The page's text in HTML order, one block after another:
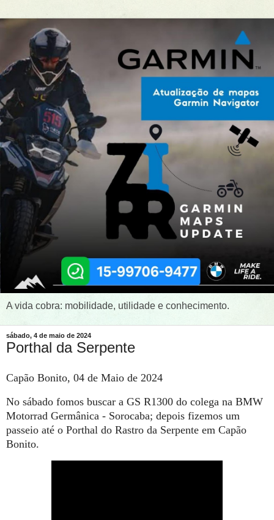
A vida cobra: mobilidade, utilidade e conhecimento.
sábado, 4 de maio de 2024
Porthal da Serpente
Capão Bonito, 04 de Maio de 2024
No sábado fomos buscar a GS R1300 do colega na BMW
Motorrad Germânica - Sorocaba; depois fizemos um
passeio até o Porthal do Rastro da Serpente em Capão
Bonito.